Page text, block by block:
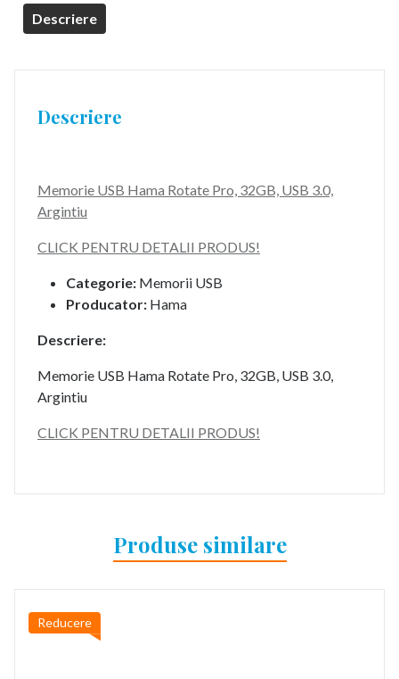
Descriere
Descriere
Memorie USB Hama Rotate Pro, 32GB, USB 3.0,
Argintiu
CLICK PENTRU DETALII PRODUS!
Categorie: Memorii USB
Producator: Hama
Descriere:
Memorie USB Hama Rotate Pro, 32GB, USB 3.0,
Argintiu
CLICK PENTRU DETALII PRODUS!
Produse similare
Reducere